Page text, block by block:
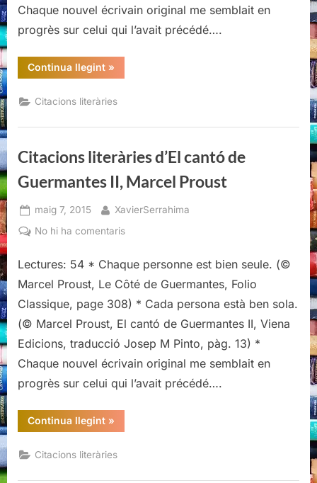
Marcel
Proust
Chaque nouvel écrivain original me semblait en
progrès sur celui qui l’avait précédé….
Continua llegint“Citacions
literàries
cantó
de
II,
»
Citacions literàries
Citacions literàries d’El cantó de
Guermantes II, Marcel Proust
Posted
on
maig 7, 2015 By
XavierSerrahima
No hi ha comentarisa
literàries
d’El
de
Guermantes
II,
Marcel
Proust
Lectures: 54 * Chaque personne est bien seule. (©
Marcel Proust, Le Côté de Guermantes, Folio
Classique, page 308) * Cada persona està ben sola.
(© Marcel Proust, El cantó de Guermantes II, Viena
Edicions, traducció Josep M Pinto, pàg. 13) *
Chaque nouvel écrivain original me semblait en
progrès sur celui qui l’avait précédé….
Continua llegint“Citacions
literàries
cantó
de
II,
»
Citacions literàries